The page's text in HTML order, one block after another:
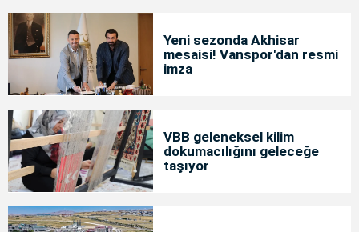
Yeni sezonda Akhisar
mesaisi! Vanspor'dan resmi
imza
VBB geleneksel kilim
dokumacılığını geleceğe
taşıyor